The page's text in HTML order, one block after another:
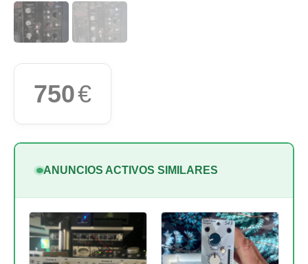
750€
ANUNCIOS ACTIVOS SIMILARES